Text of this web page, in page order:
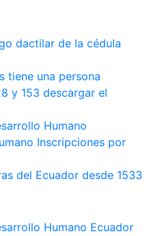
dactilar de la cédula
tiene una persona
y 153 descargar el
Humano
Inscripciones por
del Ecuador desde 1533
Humano Ecuador